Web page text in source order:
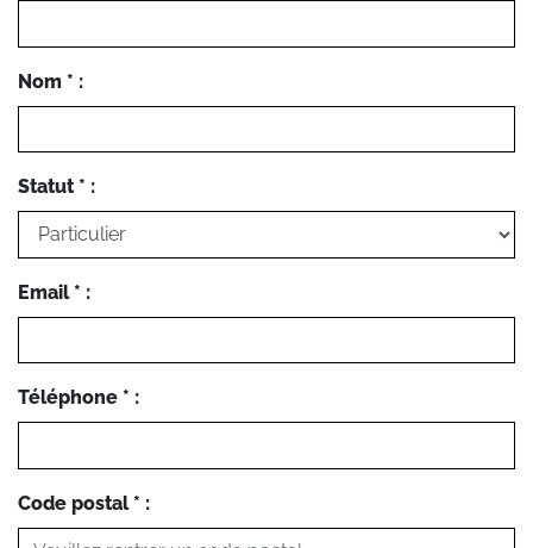
Nom * :
Statut * :
Email * :
Téléphone * :
Code postal * :